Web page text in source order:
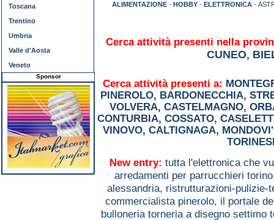
ALIMENTAZIONE - HOBBY - ELETTRONICA -
Cerca attività presenti nella
CUNEO,
Cerca attività presenti a:
PINEROLO, BARDONECCHIA,
VOLVERA, CASTELMAGNO,
CONTURBIA, COSSATO,
VINOVO, CALTIGNAGA, MONDOVI'
New entry: tutta l'elettronica che
arredamenti per parrucchieri
alessandria, ristrutturazioni-pulizie-
commercialista pinerolo, il portale
bulloneria torneria a disegno settimo
Toscana
Trentino
Umbria
Valle d'Aosta
Veneto
Sponsor